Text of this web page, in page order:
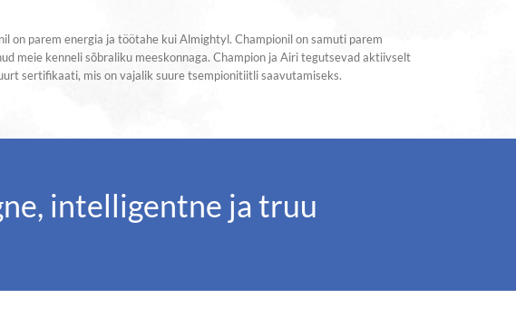
on parem energia ja töötahe kui Almightyl. Championil on samuti parem
meie kenneli sõbraliku meeskonnaga. Champion ja Airi tegutsevad aktiivselt
sertifikaati, mis on vajalik suure tsempionitiitli saavutamiseks.
intelligentne ja truu